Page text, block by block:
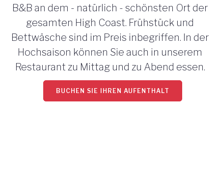
B&B an dem - natürlich - schönsten Ort der
gesamten High Coast. Frühstück und
Bettwäsche sind im Preis inbegriffen. In der
Hochsaison können Sie auch in unserem
Restaurant zu Mittag und zu Abend essen.
BUCHEN SIE IHREN AUFENTHALT